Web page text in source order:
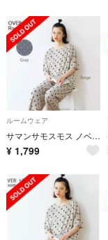
ルームウェア
サマンサモスモス ノベルティ ルームウェア ベージュ
¥ 1,799